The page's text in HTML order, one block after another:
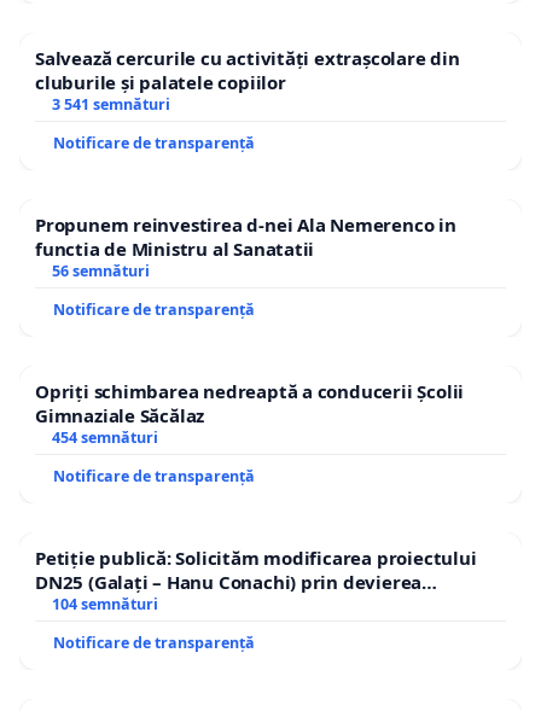
Salvează cercurile cu activități extrașcolare din
cluburile și palatele copiilor
3 541 semnături
Notificare de transparență
Propunem reinvestirea d-nei Ala Nemerenco in
functia de Ministru al Sanatatii
56 semnături
Notificare de transparență
Opriți schimbarea nedreaptă a conducerii Școlii
Gimnaziale Săcălaz
454 semnături
Notificare de transparență
Petiție publică: Solicităm modificarea proiectului
DN25 (Galați – Hanu Conachi) prin devierea
traseului în afara localităților!
104 semnături
Notificare de transparență